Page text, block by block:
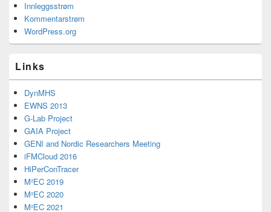
Innleggsstrøm
Kommentarstrøm
WordPress.org
Links
DynMHS
EWNS 2013
G-Lab Project
GAIA Project
GENI and Nordic Researchers Meeting
iFMCloud 2016
HiPerConTracer
M²EC 2019
M²EC 2020
M²EC 2021